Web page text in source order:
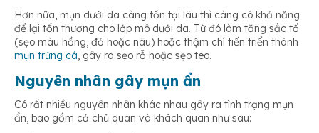
Hơn nữa, mụn dưới da càng tồn tại lâu thì càng có khả năng
để lại tổn thương cho lớp mô dưới da. Từ đó làm tăng sắc tố
(sẹo màu hồng, đỏ hoặc nâu) hoặc thậm chí tiến triển thành
mụn trứng cá , gây ra sẹo rỗ hoặc sẹo teo.
Nguyên nhân gây mụn ẩn
Có rất nhiều nguyên nhân khác nhau gây ra tình trạng mụn
ẩn, bao gồm cả chủ quan và khách quan như sau: